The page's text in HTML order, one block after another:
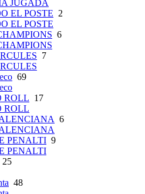
JUGADA
EL POSTE 2
EL POSTE
6
7
69
ROLL 17
ROLL
6
PENALTI 9
PENALTI
25
48